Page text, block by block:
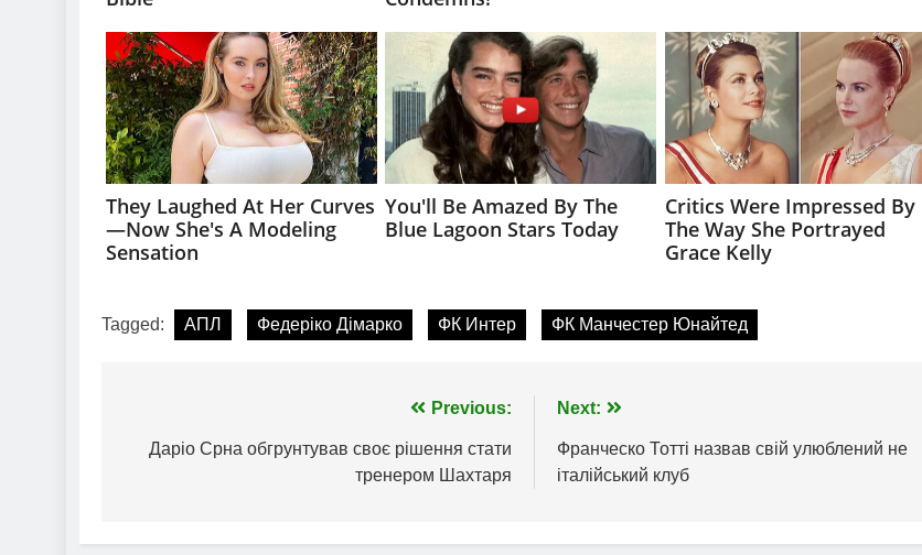
Tagged: АПЛ Федеріко Дімарко ФК Интер ФК Манчестер Юнайтед
записів
Previous:
Даріо Срна обгрунтував своє рішення стати
тренером Шахтаря
Next:
Франческо Тотті назвав свій улюблений не
італійський клуб